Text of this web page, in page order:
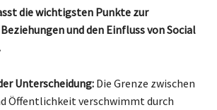
die wichtigsten Punkte zur
und den Einfluss von Social
Unterscheidung:Die Grenze zwischen
Öffentlichkeit verschwimmt durch